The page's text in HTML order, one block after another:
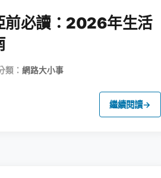
前必讀：2026年生活
類： 網路大小事
繼續閱讀→